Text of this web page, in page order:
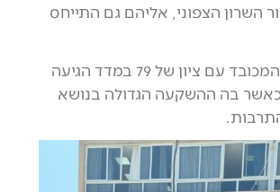
השרון הצפוני, אליהם גם התייחס
במקום ה 13 והמכובד עם ציון של 79 במדד הגיעה
בה ההשקעה הגדולה בנושא